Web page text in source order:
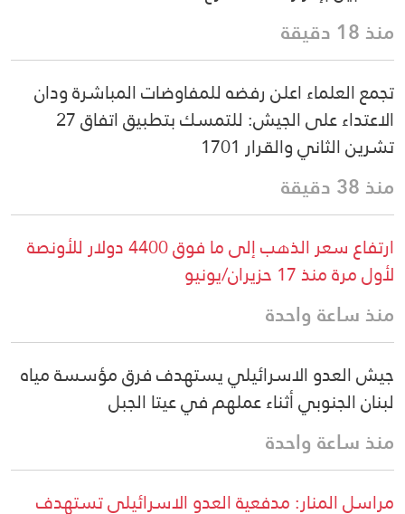
منذ 18 دقيقة
تجمع العلماء اعلن رفضه للمفاوضات المباشرة ودان
الاعتداء على الجيش: للتمسك بتطبيق اتفاق 27
تشرين الثاني والقرار 1701
منذ 38 دقيقة
ارتفاع سعر الذهب إلى ما فوق 4400 دولار للأونصة
لأول مرة منذ 17 حزيران/يونيو
منذ ساعة واحدة
جيش العدو الاسرائيلي يستهدف فرق مؤسسة مياه
لبنان الجنوبي أثناء عملهم في عيتا الجبل
منذ ساعة واحدة
مراسل المنار: مدفعية العدو الاسرائيلي تستهدف